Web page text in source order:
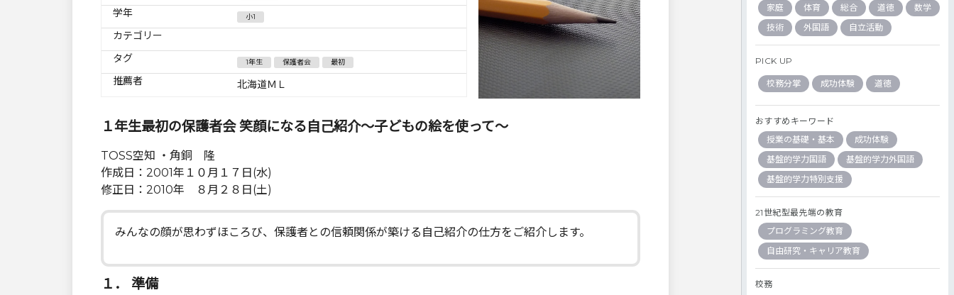
学年 小1
カテゴリー
タグ
1年生 保護者会 最初
推薦者 北海道ＭＬ
１年生最初の保護者会 笑顔になる自己紹介～子どもの絵を使って～
TOSS空知 ・角銅 隆
作成日：2001年１０月１７日(水)
修正日：2010年 ８月２８日(土)
みんなの顔が思わずほころび、保護者との信頼関係が築ける自己紹介の仕方をご紹介します。
１． 準備
家庭
体育 総合 道徳
数学
技術
外国語 自立活動
PICK UP
校務分掌 成功体験 道徳
おすすめキーワード
授業の基礎・基本
成功体験
基盤的学力国語
基盤的学力外国語
基盤的学力特別支援
21世紀型最先端の教育
プログラミング教育
自由研究・キャリア教育
校務